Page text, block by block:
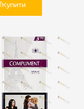
Купити